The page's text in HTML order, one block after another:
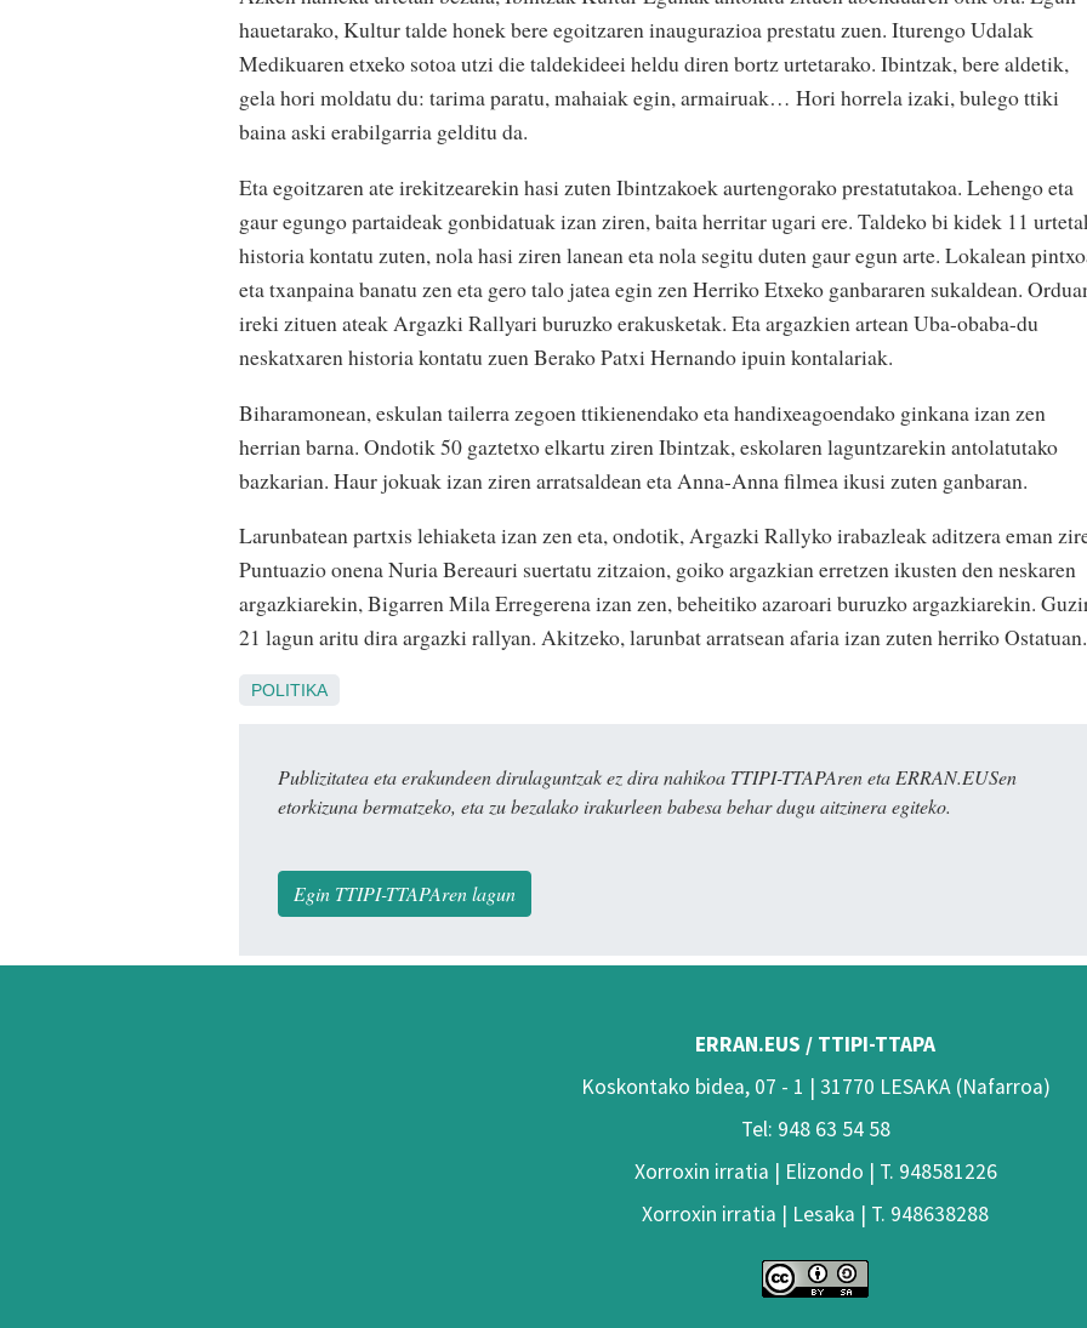
hauetarako, Kultur talde honek bere egoitzaren inaugurazioa prestatu zuen. Iturengo Udalak
Medikuaren etxeko sotoa utzi die taldekideei heldu diren bortz urtetarako. Ibintzak, bere aldetik,
gela hori moldatu du: tarima paratu, mahaiak egin, armairuak… Hori horrela izaki, bulego ttiki
baina aski erabilgarria gelditu da.
Eta egoitzaren ate irekitzearekin hasi zuten Ibintzakoek aurtengorako prestatutakoa. Lehengo eta
gaur egungo partaideak gonbidatuak izan ziren, baita herritar ugari ere. Taldeko bi kidek 11
historia kontatu zuten, nola hasi ziren lanean eta nola segitu duten gaur egun arte. Lokalean
eta txanpaina banatu zen eta gero talo jatea egin zen Herriko Etxeko ganbararen sukaldean.
ireki zituen ateak Argazki Rallyari buruzko erakusketak. Eta argazkien artean Uba-obaba-du
neskatxaren historia kontatu zuen Berako Patxi Hernando ipuin kontalariak.
Biharamonean, eskulan tailerra zegoen ttikienendako eta handixeagoendako ginkana izan zen
herrian barna. Ondotik 50 gaztetxo elkartu ziren Ibintzak, eskolaren laguntzarekin antolatutako
bazkarian. Haur jokuak izan ziren arratsaldean eta Anna-Anna filmea ikusi zuten ganbaran.
Larunbatean partxis lehiaketa izan zen eta, ondotik, Argazki Rallyko irabazleak aditzera eman
Puntuazio onena Nuria Bereauri suertatu zitzaion, goiko argazkian erretzen ikusten den neskaren
argazkiarekin, Bigarren Mila Erregerena izan zen, beheitiko azaroari buruzko argazkiarekin.
21 lagun aritu dira argazki rallyan. Akitzeko, larunbat arratsean afaria izan zuten herriko Ostatuan.
POLITIKA
Publizitatea eta erakundeen dirulaguntzak ez dira nahikoa TTIPI-TTAPAren eta ERRAN.EUSen
etorkizuna bermatzeko, eta zu bezalako irakurleen babesa behar dugu aitzinera egiteko.
Egin TTIPI-TTAPAren lagun
ERRAN.EUS / TTIPI-TTAPA
Koskontako bidea, 07 - 1 | 31770 LESAKA (Nafarroa)
Tel: 948 63 54 58
Xorroxin irratia | Elizondo | T. 948581226
Xorroxin irratia | Lesaka | T. 948638288